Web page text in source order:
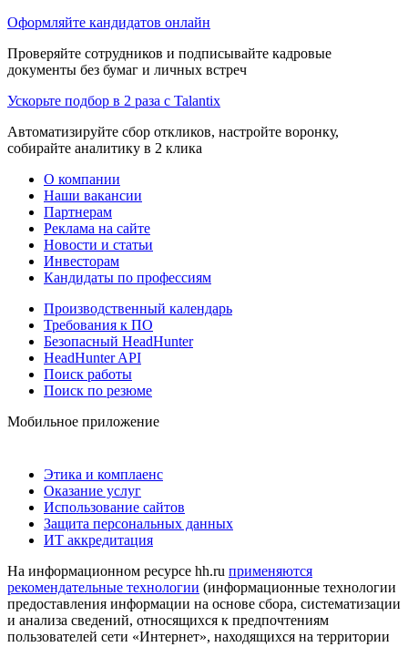
Оформляйте кандидатов онлайн
Проверяйте сотрудников и подписывайте кадровые
документы без бумаг и личных встреч
Ускорьте подбор в 2 раза с Talantix
Автоматизируйте сбор откликов, настройте воронку,
собирайте аналитику в 2 клика
О компании
Наши вакансии
Партнерам
Реклама на сайте
Новости и статьи
Инвесторам
Кандидаты по профессиям
Производственный календарь
Требования к ПО
Безопасный HeadHunter
HeadHunter API
Поиск работы
Поиск по резюме
Мобильное приложение
Этика и комплаенс
Оказание услуг
Использование сайтов
Защита персональных данных
ИТ аккредитация
На информационном ресурсе hh.ru применяются
рекомендательные технологии (информационные технологии
предоставления информации на основе сбора, систематизации
и анализа сведений, относящихся к предпочтениям
пользователей сети «Интернет», находящихся на территории